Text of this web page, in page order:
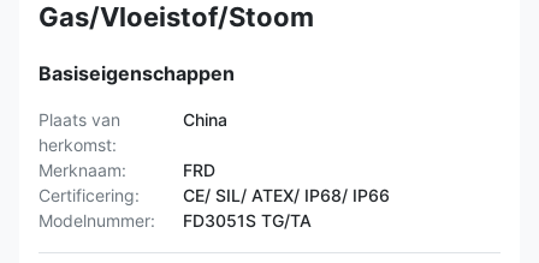
Gas/Vloeistof/Stoom
Basiseigenschappen
Plaats van
herkomst:
China
Merknaam:
FRD
Certificering:
CE/ SIL/ ATEX/ IP68/ IP66
Modelnummer:
FD3051S TG/TA